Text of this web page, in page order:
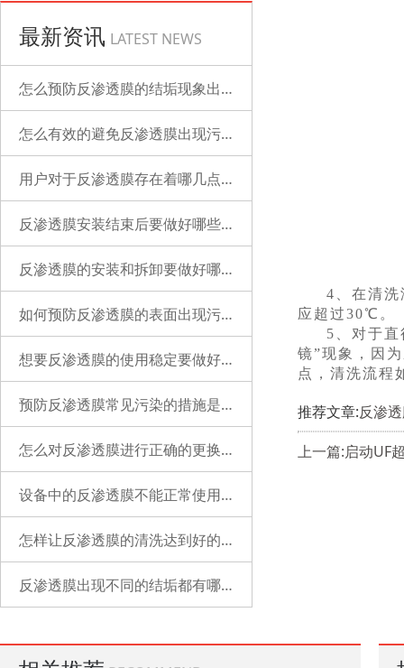
最新资讯 LATEST NEWS
怎么预防反渗透膜的结垢现象出现？
怎么有效的避免反渗透膜出现污染？
用户对于反渗透膜存在着哪几点误解？
反渗透膜安装结束后要做好哪些检查的工作？
反渗透膜的安装和拆卸要做好哪些准备？
如何预防反渗透膜的表面出现污染？
想要反渗透膜的使用稳定要做好哪些工作？
预防反渗透膜常见污染的措施是什么？
怎么对反渗透膜进行正确的更换？
设备中的反渗透膜不能正常使用了是什么原因？
怎样让反渗透膜的清洗达到好的状态？
反渗透膜出现不同的结垢都有哪些表现？
4、在清
应超过30℃。
5、对于
镜”现象，因
点，清洗流程
推荐文章:反渗
上一篇:启动UF